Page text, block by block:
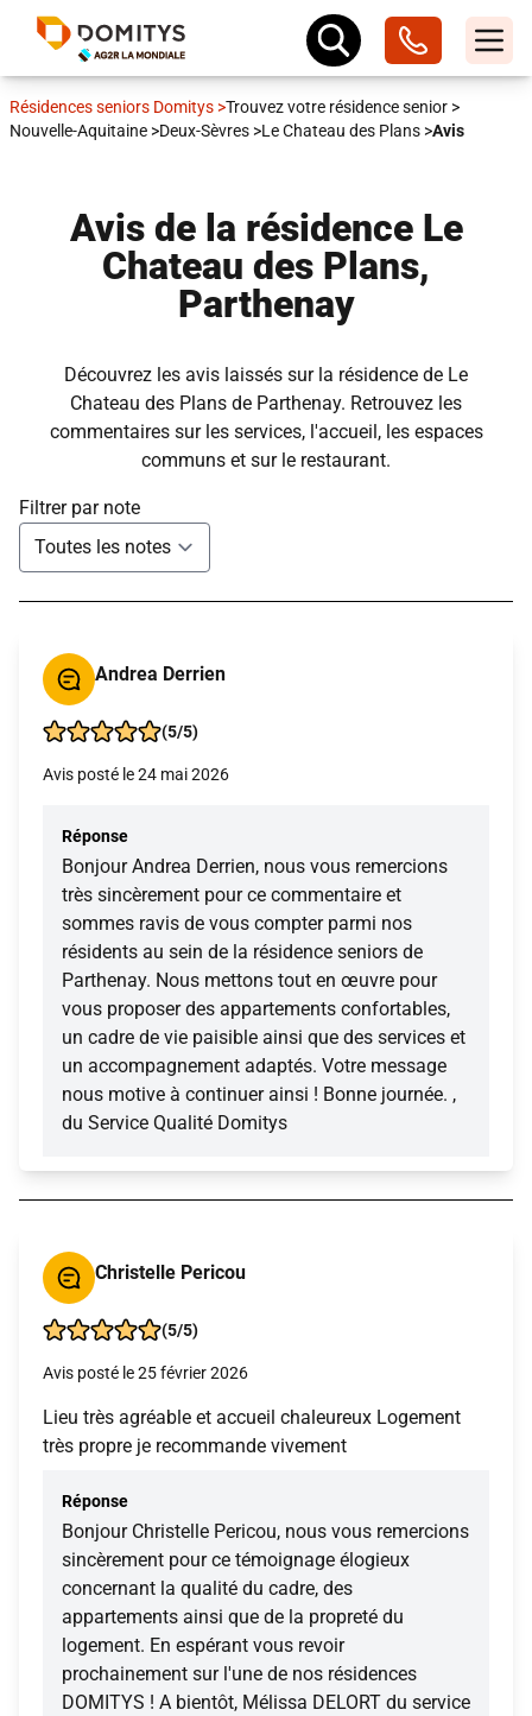
Résidences seniors Domitys >Trouvez votre résidence senior >
Nouvelle-Aquitaine >Deux-Sèvres >Le Chateau des Plans >Avis
Avis de la résidence Le
Chateau des Plans,
Parthenay
Découvrez les avis laissés sur la résidence de Le
Chateau des Plans de Parthenay. Retrouvez les
commentaires sur les services, l'accueil, les espaces
communs et sur le restaurant.
Filtrer par note
Andrea Derrien
(5/5)
Avis posté le 24 mai 2026
Réponse
Bonjour Andrea Derrien, nous vous remercions
très sincèrement pour ce commentaire et
sommes ravis de vous compter parmi nos
résidents au sein de la résidence seniors de
Parthenay. Nous mettons tout en œuvre pour
vous proposer des appartements confortables,
un cadre de vie paisible ainsi que des services et
un accompagnement adaptés. Votre message
nous motive à continuer ainsi ! Bonne journée. ,
du Service Qualité Domitys
Christelle Pericou
(5/5)
Avis posté le 25 février 2026
Lieu très agréable et accueil chaleureux Logement
très propre je recommande vivement
Réponse
Bonjour Christelle Pericou, nous vous remercions
sincèrement pour ce témoignage élogieux
concernant la qualité du cadre, des
appartements ainsi que de la propreté du
logement. En espérant vous revoir
prochainement sur l'une de nos résidences
DOMITYS ! A bientôt, Mélissa DELORT du service